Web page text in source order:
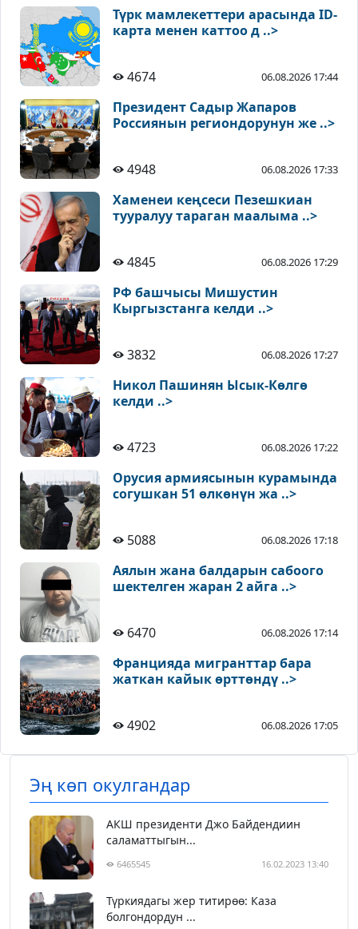
Түрк мамлекеттери арасында ID-
карта менен каттоо д ..>
4674 06.08.2026 17:44
Президент Садыр Жапаров
Россиянын региондорунун же ..>
4948 06.08.2026 17:33
Хаменеи кеңсеси Пезешкиан
тууралуу тараган маалыма ..>
4845 06.08.2026 17:29
РФ башчысы Мишустин
Кыргызстанга келди ..>
3832 06.08.2026 17:27
Никол Пашинян Ысык-Көлгө
келди ..>
4723 06.08.2026 17:22
Орусия армиясынын курамында
согушкан 51 өлкөнүн жа ..>
5088 06.08.2026 17:18
Аялын жана балдарын сабоого
шектелген жаран 2 айга ..>
6470 06.08.2026 17:14
Францияда мигранттар бара
жаткан кайык өрттөндү ..>
4902 06.08.2026 17:05
Эң көп окулгандар
АКШ президенти Джо Байдендиин
саламаттыгын...
6465545 16.02.2023 13:40
Түркиядагы жер титирөө: Каза
болгондордун ...